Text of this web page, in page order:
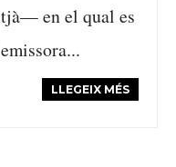
en el qual es
LLEGEIX MÉS